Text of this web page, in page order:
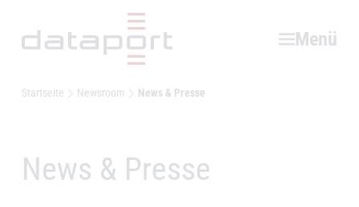
Menü
Startseite Newsroom News & Presse
News & Presse